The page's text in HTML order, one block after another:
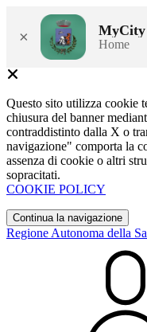
× MyCity
Home
Questo sito utilizza cookie
chiusura del banner
contraddistinto dalla X o
navigazione" comporta la
assenza di cookie o altri
sopracitati.
COOKIE POLICY
Continua la navigazione
Regione Autonoma della